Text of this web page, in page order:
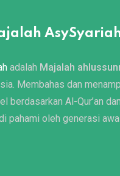
adalah Majalah
Membahas dan
berdasarkan Al-Qur’an
pahami oleh generasi